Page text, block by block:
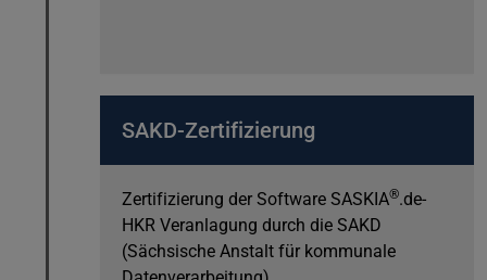
SAKD-Zertifizierung
Zertifizierung der Software SASKIA®.de-
HKR Veranlagung durch die SAKD
(Sächsische Anstalt für kommunale